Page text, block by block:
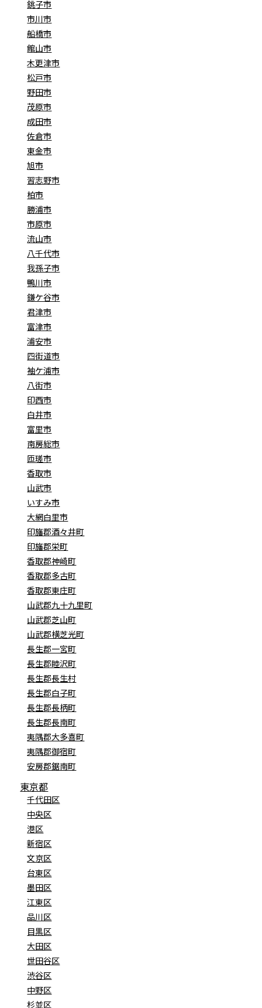
銚子市
市川市
船橋市
館山市
木更津市
松戸市
野田市
茂原市
成田市
佐倉市
東金市
旭市
習志野市
柏市
勝浦市
市原市
流山市
八千代市
我孫子市
鴨川市
鎌ケ谷市
君津市
富津市
浦安市
四街道市
袖ケ浦市
八街市
印西市
白井市
富里市
南房総市
匝瑳市
香取市
山武市
いすみ市
大網白里市
印旛郡酒々井町
印旛郡栄町
香取郡神崎町
香取郡多古町
香取郡東庄町
山武郡九十九里町
山武郡芝山町
山武郡横芝光町
長生郡一宮町
長生郡睦沢町
長生郡長生村
長生郡白子町
長生郡長柄町
長生郡長南町
夷隅郡大多喜町
夷隅郡御宿町
安房郡鋸南町
東京都
千代田区
中央区
港区
新宿区
文京区
台東区
墨田区
江東区
品川区
目黒区
大田区
世田谷区
渋谷区
中野区
杉並区